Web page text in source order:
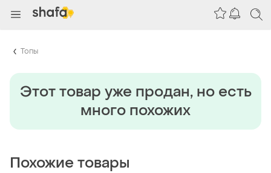
Топы
Этот товар уже продан, но есть
много похожих
Похожие товары